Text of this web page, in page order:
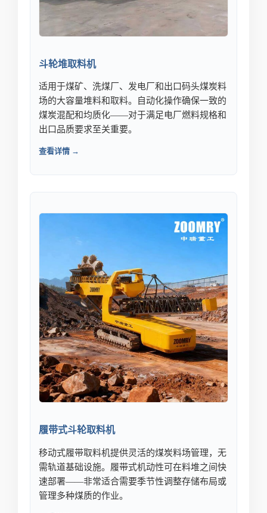
斗轮堆取料机
适用于煤矿、洗煤厂、发电厂和出口码头煤炭料
场的大容量堆料和取料。自动化操作确保一致的
煤炭混配和均质化——对于满足电厂燃料规格和
出口品质要求至关重要。
查看详情 →
履带式斗轮取料机
移动式履带取料机提供灵活的煤炭料场管理，无
需轨道基础设施。履带式机动性可在料堆之间快
速部署——非常适合需要季节性调整存储布局或
管理多种煤质的作业。